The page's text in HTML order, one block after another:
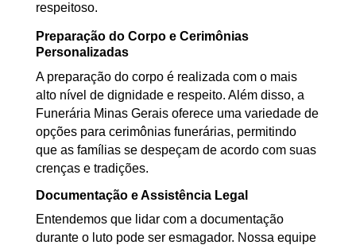
respeitoso.
Preparação do Corpo e Cerimônias
Personalizadas
A preparação do corpo é realizada com o mais
alto nível de dignidade e respeito. Além disso, a
Funerária Minas Gerais oferece uma variedade de
opções para cerimônias funerárias, permitindo
que as famílias se despeçam de acordo com suas
crenças e tradições.
Documentação e Assistência Legal
Entendemos que lidar com a documentação
durante o luto pode ser esmagador. Nossa equipe